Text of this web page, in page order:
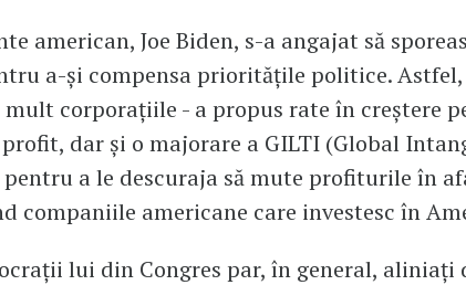
american, Joe Biden, s-a angajat să
a-și compensa prioritățile politice. Astfel,
mult corporațiile - a propus rate în creștere
dar și o majorare a GILTI (Global
a le descuraja să mute profiturile în
companiile americane care investesc în
lui din Congres par, în general, aliniați